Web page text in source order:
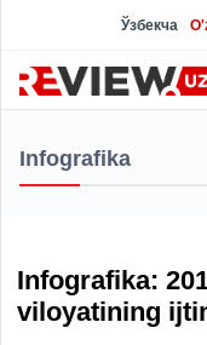
Ўзбекча
Infografika
Infografika:
viloyatining